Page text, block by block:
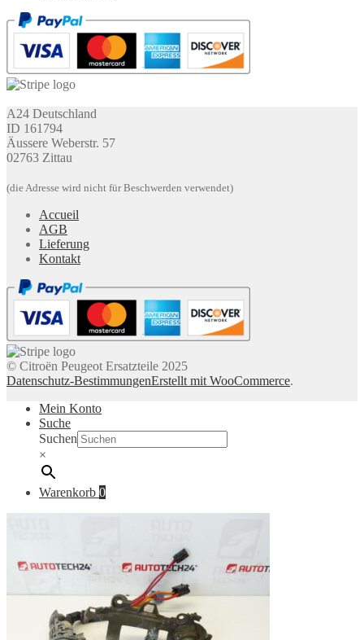
A24 Deutschland
ID 161794
Äussere Weberstr. 57
02763 Zittau
(die Adresse wird nicht für Beschwerden verwendet)
Accueil
AGB
Lieferung
Kontakt
© Citroën Peugeot Ersatzteile 2025
Datenschutz-BestimmungenErstellt mit WooCommerce.
Mein Konto
Suche
Suchen
×
Warenkorb 0